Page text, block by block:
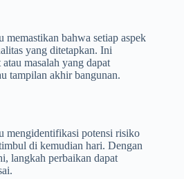
bahwa setiap aspek
yang ditetapkan. Ini
masalah yang dapat
tampilan akhir bangunan.
mengidentifikasi potensi risiko
di kemudian hari. Dengan
langkah perbaikan dapat